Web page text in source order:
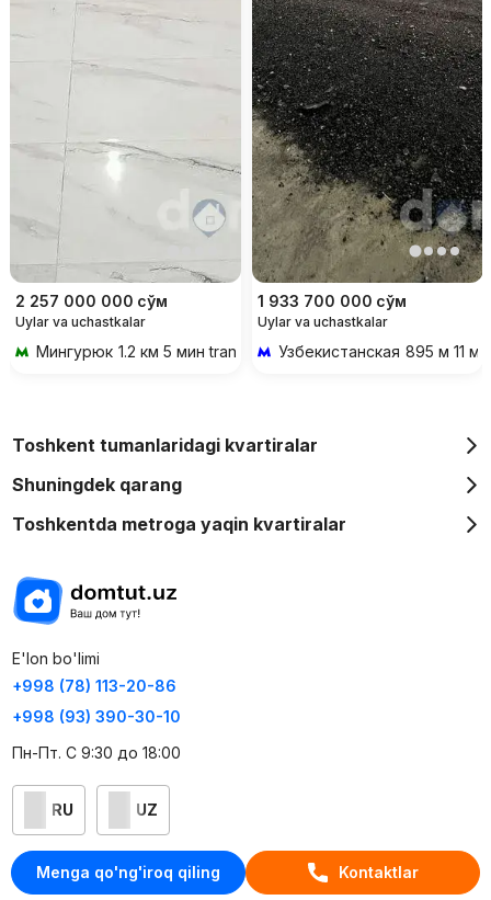
Menga qo'ng'iroq qiling Kontaktlar
2 257 000 000 сўм
Uylar va uchastkalar
Мингурюк 1.2 км 5 мин transportda
1 933 700 000 сўм
Uylar va uchastkalar
Узбекистанская 895 м 11
Toshkent tumanlaridagi kvartiralar
Shuningdek qarang
Toshkentda metroga yaqin kvartiralar
E'lon bo'limi
+998 (78) 113-20-86
+998 (93) 390-30-10
Пн-Пт. С 9:30 до 18:00
RU UZ
Kontaktlar